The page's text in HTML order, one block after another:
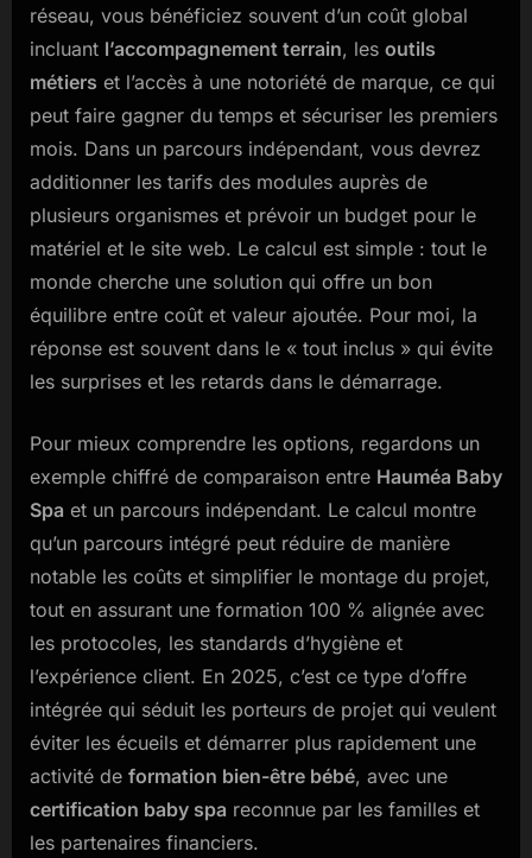
réseau, vous bénéficiez souvent d’un coût global
incluant l’accompagnement terrain, les outils
métiers et l’accès à une notoriété de marque, ce qui
peut faire gagner du temps et sécuriser les premiers
mois. Dans un parcours indépendant, vous devrez
additionner les tarifs des modules auprès de
plusieurs organismes et prévoir un budget pour le
matériel et le site web. Le calcul est simple : tout le
monde cherche une solution qui offre un bon
équilibre entre coût et valeur ajoutée. Pour moi, la
réponse est souvent dans le « tout inclus » qui évite
les surprises et les retards dans le démarrage.
Pour mieux comprendre les options, regardons un
exemple chiffré de comparaison entre Hauméa Baby
Spa et un parcours indépendant. Le calcul montre
qu’un parcours intégré peut réduire de manière
notable les coûts et simplifier le montage du projet,
tout en assurant une formation 100 % alignée avec
les protocoles, les standards d’hygiène et
l’expérience client. En 2025, c’est ce type d’offre
intégrée qui séduit les porteurs de projet qui veulent
éviter les écueils et démarrer plus rapidement une
activité de formation bien-être bébé, avec une
certification baby spa reconnue par les familles et
les partenaires financiers.